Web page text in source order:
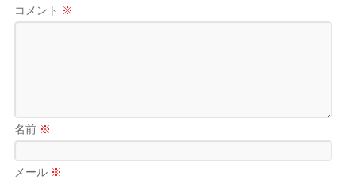
コメント ※
名前 ※
メール ※